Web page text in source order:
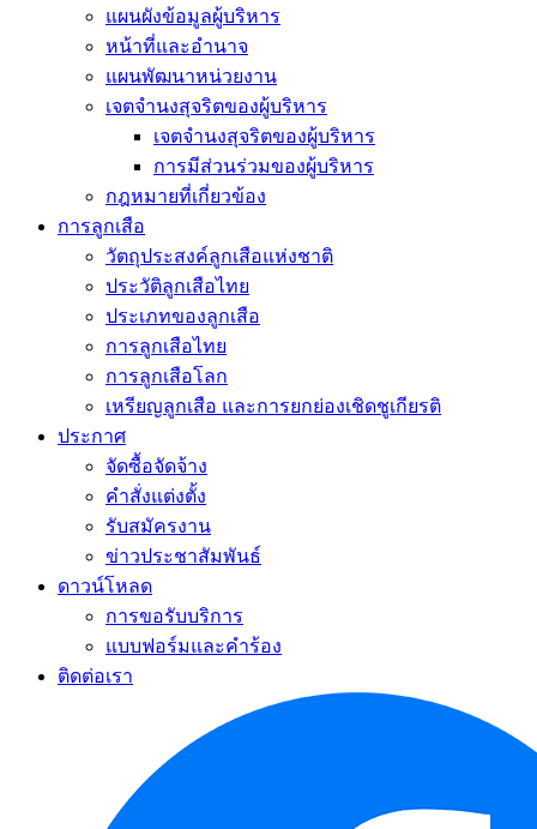
แผนผังข้อมูลผู้บริหาร
หน้าที่และอำนาจ
แผนพัฒนาหน่วยงาน
เจตจำนงสุจริตของผู้บริหาร
เจตจำนงสุจริตของผู้บริหาร
การมีส่วนร่วมของผู้บริหาร
กฎหมายที่เกี่ยวข้อง
การลูกเสือ
วัตถุประสงค์ลูกเสือแห่งชาติ
ประวัติลูกเสือไทย
ประเภทของลูกเสือ
การลูกเสือไทย
การลูกเสือโลก
เหรียญลูกเสือ และการยกย่องเชิดชูเกียรติ
ประกาศ
จัดซื้อจัดจ้าง
คำสั่งแต่งตั้ง
รับสมัครงาน
ข่าวประชาสัมพันธ์
ดาวน์โหลด
การขอรับบริการ
แบบฟอร์มและคำร้อง
ติดต่อเรา